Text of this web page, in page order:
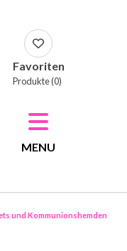
Favoriten
Produkte (0)
MENU
und Kommunionshemden